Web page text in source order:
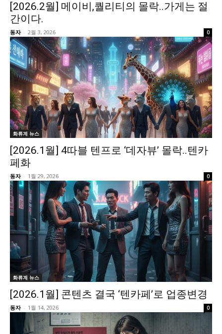
[2026.2월] 메이비,퀄리티의 몰락..가게는 절
간이다.
동자 - 2월 3, 2026 0
화류계 뉴스
[2026.1월] 4따블 텐프로 ‘데자뷰’ 몰락..텐카
페화
동자 - 1월 29, 2026 0
화류계 뉴스
[2026.1월] 콘텐츠 결국 ‘텐카페’로 업종변경
동자 - 1월 14, 2026 0